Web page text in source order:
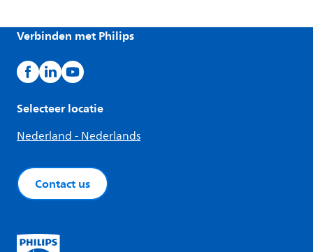
Verbinden met Philips
Selecteer locatie
Nederland - Nederlands
Contact us